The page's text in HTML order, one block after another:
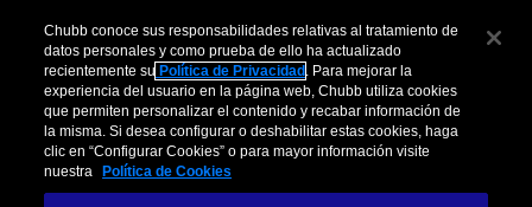
Chubb conoce sus responsabilidades relativas al tratamiento de
datos personales y como prueba de ello ha actualizado
recientemente su Política de Privacidad . Para mejorar la
experiencia del usuario en la página web, Chubb utiliza cookies
que permiten personalizar el contenido y recabar información de
la misma. Si desea configurar o deshabilitar estas cookies, haga
clic en “Configurar Cookies” o para mayor información visite
nuestra
Política de Cookies